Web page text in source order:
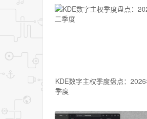
KDE数字主权季度盘点：
季度